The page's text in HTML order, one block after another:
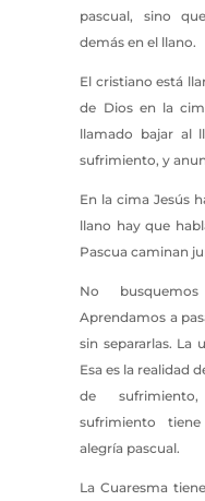
pascual, sino
demás en el llano.
El cristiano está
de Dios en la
llamado bajar al
sufrimiento, y
En la cima Jesús
llano hay que
Pascua caminan
No
Aprendamos a
sin separarlas. La
Esa es la realidad
de
sufrimiento
alegría pascual.
La Cuaresma